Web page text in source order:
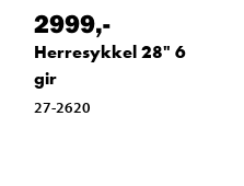
2999,-
Herresykkel 28" 6
gir
27-2620